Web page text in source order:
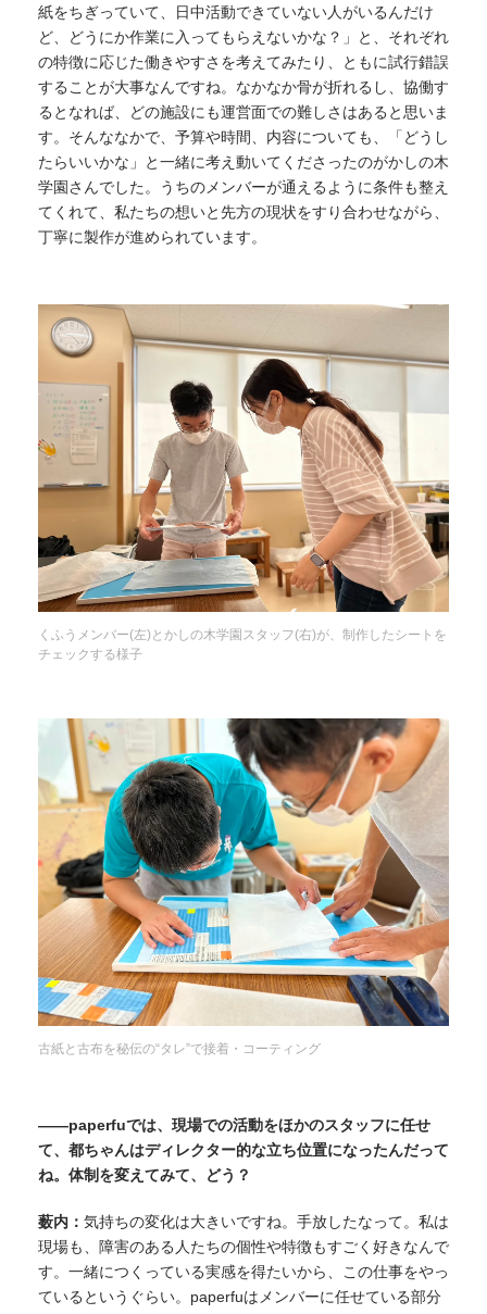
紙をちぎっていて、日中活動できていない人がいるんだけ
ど、どうにか作業に入ってもらえないかな？」と、それぞれ
の特徴に応じた働きやすさを考えてみたり、ともに試行錯誤
することが大事なんですね。なかなか骨が折れるし、協働す
るとなれば、どの施設にも運営面での難しさはあると思いま
す。そんななかで、予算や時間、内容についても、「どうし
たらいいかな」と一緒に考え動いてくださったのがかしの木
学園さんでした。うちのメンバーが通えるように条件も整え
てくれて、私たちの想いと先方の現状をすり合わせながら、
丁寧に製作が進められています。
くふうメンバー(左)とかしの木学園スタッフ(右)が、制作したシートを
チェックする様子
古紙と古布を秘伝の“タレ”で接着・コーティング
——paperfuでは、現場での活動をほかのスタッフに任せ
て、都ちゃんはディレクター的な立ち位置になったんだって
ね。体制を変えてみて、どう？
薮内： 気持ちの変化は大きいですね。手放したなって。私は
現場も、障害のある人たちの個性や特徴もすごく好きなんで
す。一緒につくっている実感を得たいから、この仕事をやっ
ているというぐらい。paperfuはメンバーに任せている部分